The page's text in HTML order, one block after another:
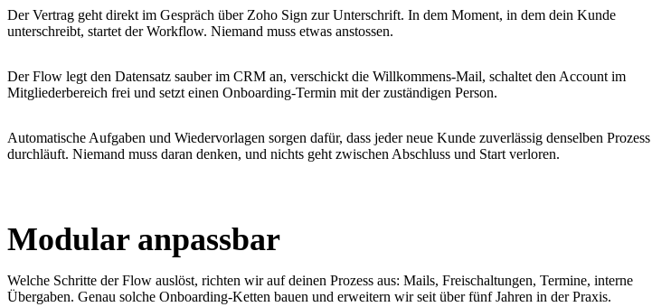
Der Vertrag geht direkt im Gespräch über Zoho Sign zur Unterschrift. In dem Moment, in dem dein Kunde
unterschreibt, startet der Workflow. Niemand muss etwas anstossen.
Der Flow legt den Datensatz sauber im CRM an, verschickt die Willkommens-Mail, schaltet den Account im
Mitgliederbereich frei und setzt einen Onboarding-Termin mit der zuständigen Person.
Automatische Aufgaben und Wiedervorlagen sorgen dafür, dass jeder neue Kunde zuverlässig denselben Prozess
durchläuft. Niemand muss daran denken, und nichts geht zwischen Abschluss und Start verloren.
Modular anpassbar
Welche Schritte der Flow auslöst, richten wir auf deinen Prozess aus: Mails, Freischaltungen, Termine, interne
Übergaben. Genau solche Onboarding-Ketten bauen und erweitern wir seit über fünf Jahren in der Praxis.